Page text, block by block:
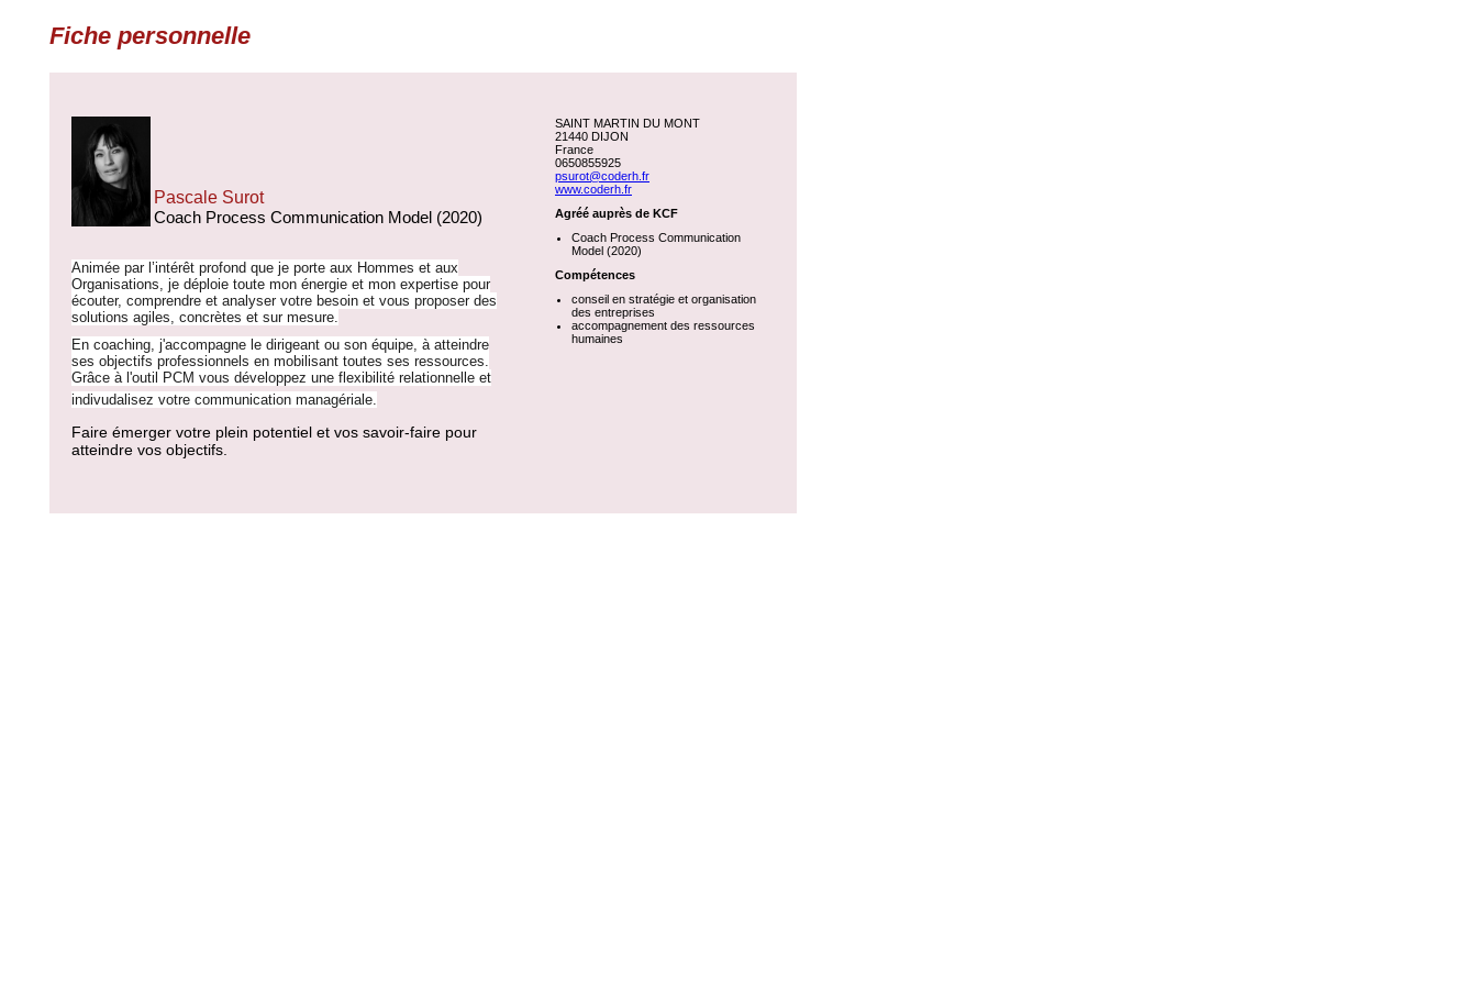
Fiche personnelle
Pascale Surot
Coach Process Communication Model (2020)
Animée par l’intérêt profond que je porte aux Hommes et aux
Organisations, je déploie toute mon énergie et mon expertise pour
écouter, comprendre et analyser votre besoin et vous proposer des
solutions agiles, concrètes et sur mesure.
En coaching, j'accompagne le dirigeant ou son équipe, à atteindre
ses objectifs professionnels en mobilisant toutes ses ressources.
Grâce à l'outil PCM vous développez une flexibilité relationnelle et
indivudalisez votre communication managériale.
Faire émerger votre plein potentiel et vos savoir-faire pour
atteindre vos objectifs.
SAINT MARTIN DU MONT
21440 DIJON
France
0650855925
psurot@coderh.fr
www.coderh.fr
Agréé auprès de KCF
Coach Process Communication
Model (2020)
Compétences
conseil en stratégie et organisation
des entreprises
accompagnement des ressources
humaines